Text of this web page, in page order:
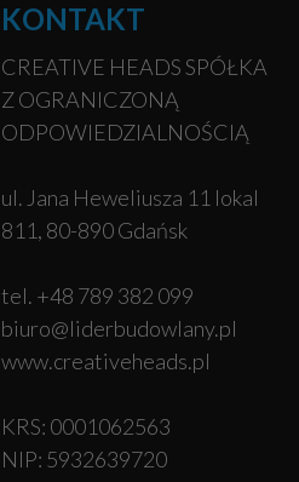
KONTAKT
CREATIVE HEADS SPÓŁKA
Z OGRANICZONĄ
ODPOWIEDZIALNOŚCIĄ
ul. Jana Heweliusza 11 lokal
811, 80-890 Gdańsk
tel. +48 789 382 099
biuro@liderbudowlany.pl
www.creativeheads.pl
KRS: 0001062563
NIP: 5932639720